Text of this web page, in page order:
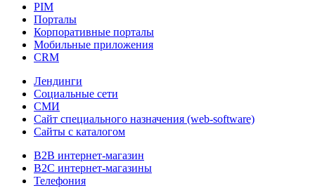
PIM
Порталы
Корпоративные порталы
Мобильные приложения
CRM
Лендинги
Социальные сети
СМИ
Сайт специального назначения (web-software)
Сайты с каталогом
B2B интернет-магазин
B2C интернет-магазины
Телефония